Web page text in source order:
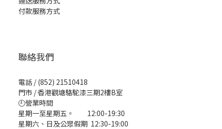
付款服務方式
聯絡我們
電話 / (852) 21510418
門市 / 香港觀塘駱駝漆三期2樓B室
🕘營業時間
星期一至星期五。 12:00-19:30
星期六、日及公眾假期 12:30-19:00